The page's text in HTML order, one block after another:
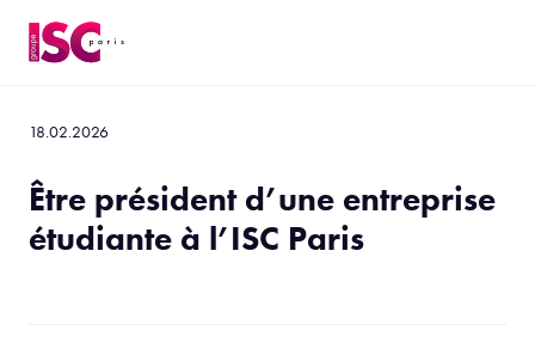
18.02.2026
Être président d’une entreprise
étudiante à l’ISC Paris